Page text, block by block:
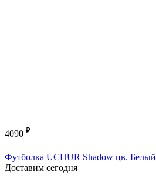
4090 ₽
Футболка UCHUR Shadow цв. Белый
Доставим сегодня